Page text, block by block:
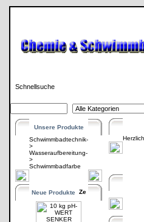
Schnellsuche
Unsere Produkte
Schwimmbadtechnik-
>
Wasseraufbereitung-
>
Schwimmbadfarbe
Neue Produkte